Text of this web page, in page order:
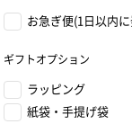
お急ぎ便(1日以内
ギフトオプション
ラッピング
紙袋・手提げ袋